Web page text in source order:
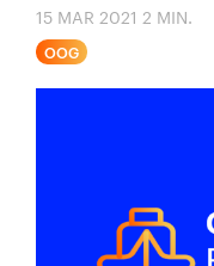
15 MAR 2021 2 MIN.
OOG